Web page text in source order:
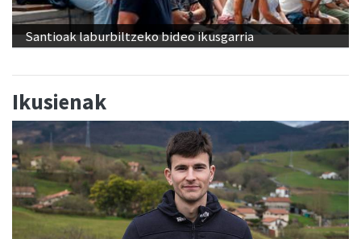
Santioak laburbiltzeko bideo ikusgarria
Ikusienak